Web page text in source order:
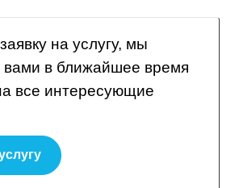
на услугу, мы
вами в ближайшее время
все интересующие